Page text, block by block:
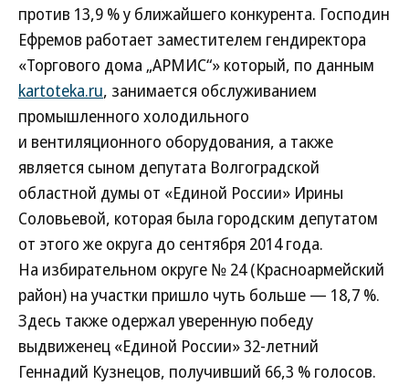
против 13,9 % у ближайшего конкурента. Господин
Ефремов работает заместителем гендиректора
«Торгового дома „АРМИС“» который, по данным
kartoteka.ru, занимается обслуживанием
промышленного холодильного
и вентиляционного оборудования, а также
является сыном депутата Волгоградской
областной думы от «Единой России» Ирины
Соловьевой, которая была городским депутатом
от этого же округа до сентября 2014 года.
На избирательном округе № 24 (Красноармейский
район) на участки пришло чуть больше — 18,7 %.
Здесь также одержал уверенную победу
выдвиженец «Единой России» 32‑летний
Геннадий Кузнецов, получивший 66,3 % голосов.